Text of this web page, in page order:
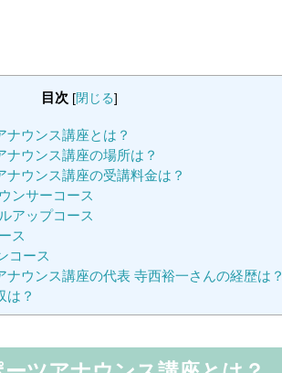
目次 [閉じる]
ナウンス講座とは？
ナウンス講座の場所は？
ナウンス講座の受講料金は？
ンサーコース
アップコース
ス
コース
ナウンス講座の代表 寺西裕一さんの経歴は？
は？